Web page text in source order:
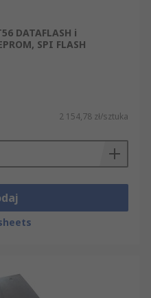
DATAFLASH i
SPI FLASH
2 154,78 zł/sztuka